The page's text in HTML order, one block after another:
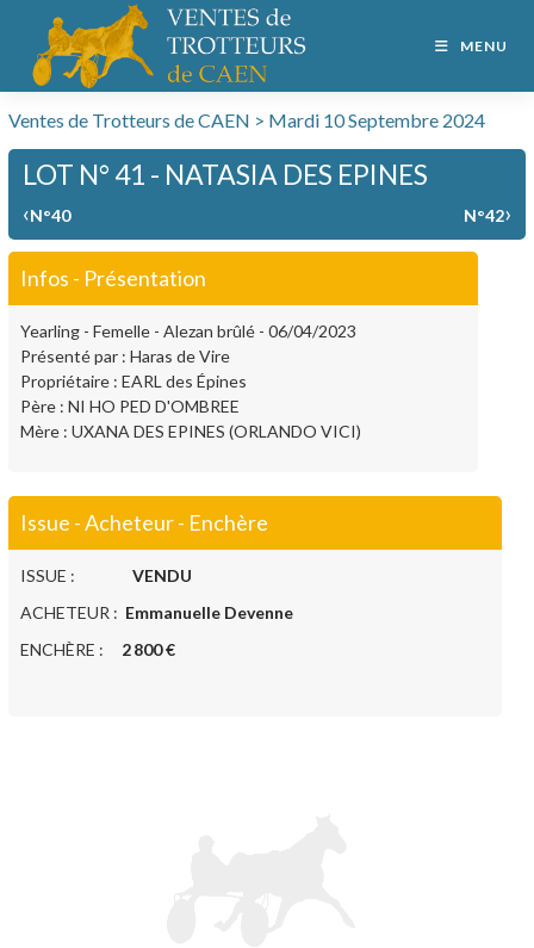
MENU
Ventes de Trotteurs de CAEN > Mardi 10 Septembre 2024
LOT N° 41 - NATASIA DES EPINES
‹N°40 N°42›
Infos - Présentation
Yearling - Femelle - Alezan brûlé - 06/04/2023
Présenté par : Haras de Vire
Propriétaire : EARL des Épines
Père : NI HO PED D'OMBREE
Mère : UXANA DES EPINES (ORLANDO VICI)
Issue - Acheteur - Enchère
ISSUE : VENDU
ACHETEUR : Emmanuelle Devenne
ENCHÈRE : 2 800 €